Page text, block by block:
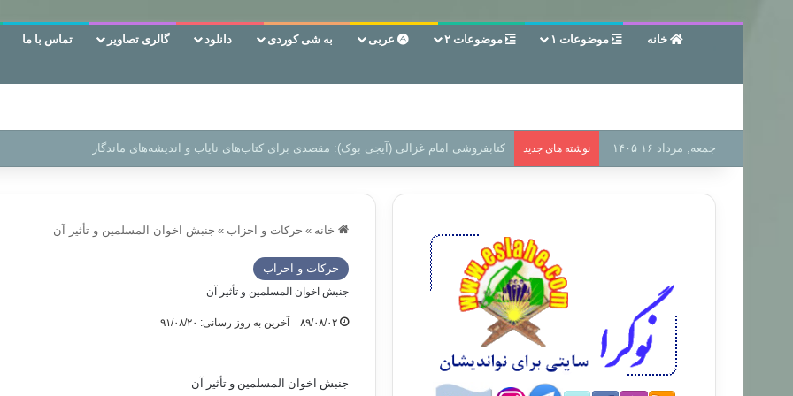
خانه موضوعات ۱ موضوعات ۲ عربی به شی کوردی دانلود گالری تصاویر تماس با ما
جمعه, مرداد ۱۶ ۱۴۰۵ نوشته های جدید سر دفتر فساد در زمین‌، دوری وکناره‌گیری از راه خداست‌!
خانه » حركات و احزاب » جنبش اخوان المسلمین و تأثیر آن
حركات و احزاب
جنبش اخوان المسلمین و تأثیر آن
۸۹/۰۸/۰۲ آخرین به روز رسانی: ۹۱/۰۸/۲۰
جنبش اخوان المسلمین و تأثیر آن